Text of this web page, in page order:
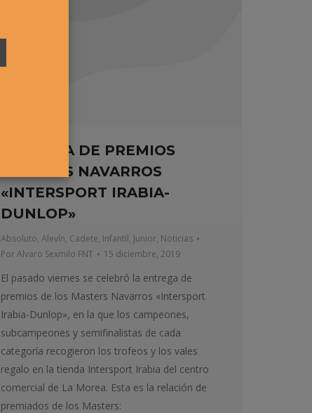
ENTREGA DE PREMIOS
MASTERS NAVARROS
«INTERSPORT IRABIA-
DUNLOP»
Absoluto, Alevín, Cadete, Infantil, Junior, Noticias
PorAlvaro Sexmilo FNT 15 diciembre, 2019
El pasado viernes se celebró la entrega de
premios de los Masters Navarros «Intersport
Irabia-Dunlop», en la que los campeones,
subcampeones y semifinalistas de cada
categoría recogieron los trofeos y los vales
regalo en la tienda Intersport Irabia del centro
comercial de La Morea. Esta es la relación de
premiados de los Masters: